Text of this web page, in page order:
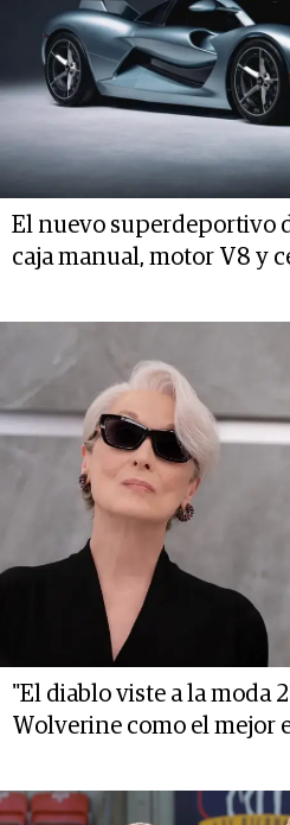
El nuevo superdeportivo
caja manual, motor V8 y
"El diablo viste a la moda
Wolverine como el mejor